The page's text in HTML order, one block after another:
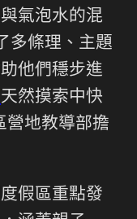
氣泡水的混
多條理、主題
他們穩步進
天然摸索中快
營地教導部擔
假區重點發